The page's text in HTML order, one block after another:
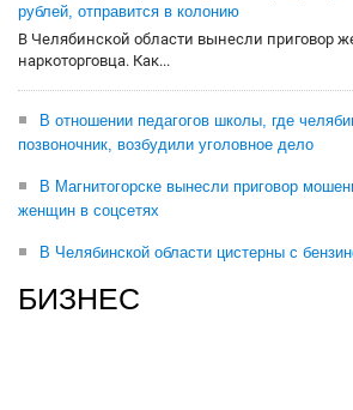
рублей, отправится в колонию
В Челябинской области вынесли приговор
наркоторговца. Как...
В отношении педагогов школы, где
позвоночник, возбудили уголовное дело
В Магнитогорске вынесли приговор
женщин в соцсетях
В Челябинской области цистерны с
БИЗНЕС